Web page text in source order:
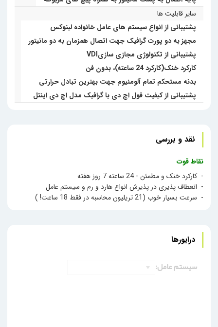
سایر قابلیت ها
پشتیبانی از انواع سیستم های عامل خانواده لینوکس
مجهز به دو پورت گرافیک جهت اتصال همزمان به دو مانیتور
پشتیبانی از تکنولوژی مجازی سازیVDI
کارکرد خنک(کارکرد 24 ساعته)، بدون فن
بدنه مستحکم تمام آلومنیوم جهت بهترین تبادل حرارتی
پشتیبانی از کیفیت فول اچ دی با گرافیک مدل اچ دی اینتل
نقد و بررسی
نقاط قوت
- کارکرد خنک و مطمئن - 24 ساعته 7 روز هفته
- انعطاف پذیری در پذیرش انواع هارد و رم و سیستم عامل
- سرعت بسیار خوب (21 تریلیون محاسبه در فقط 18 ساعت! )
درایورها